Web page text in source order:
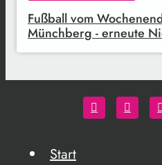
Fußball vom
Münchberg - erneute
Start